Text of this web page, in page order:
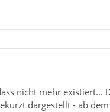
nicht mehr
dargestellt - ab